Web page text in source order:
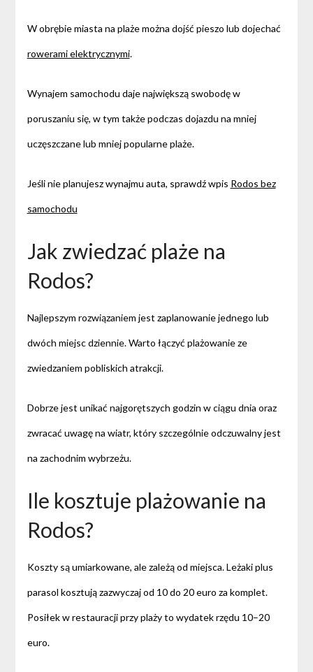
W obrębie miasta na plaże można dojść pieszo lub dojechać
rowerami elektrycznymi.
Wynajem samochodu daje największą swobodę w
poruszaniu się, w tym także podczas dojazdu na mniej
uczęszczane lub mniej popularne plaże.
Jeśli nie planujesz wynajmu auta, sprawdź wpis Rodos bez
samochodu
Jak zwiedzać plaże na
Rodos?
Najlepszym rozwiązaniem jest zaplanowanie jednego lub
dwóch miejsc dziennie. Warto łączyć plażowanie ze
zwiedzaniem pobliskich atrakcji.
Dobrze jest unikać najgorętszych godzin w ciągu dnia oraz
zwracać uwagę na wiatr, który szczególnie odczuwalny jest
na zachodnim wybrzeżu.
Ile kosztuje plażowanie na
Rodos?
Koszty są umiarkowane, ale zależą od miejsca. Leżaki plus
parasol kosztują zazwyczaj od 10 do 20 euro za komplet.
Posiłek w restauracji przy plaży to wydatek rzędu 10–20
euro.